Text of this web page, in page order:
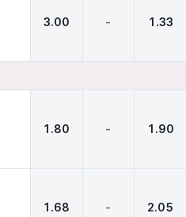
3.00 - 1.33
1.80 - 1.90
1.68 - 2.05